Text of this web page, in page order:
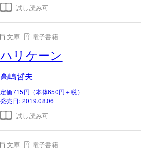
試し読み可
文庫 電子書籍
ハリケーン
高嶋哲夫
定価715円（本体650円＋税）
発売日: 2019.08.06
試し読み可
文庫 電子書籍